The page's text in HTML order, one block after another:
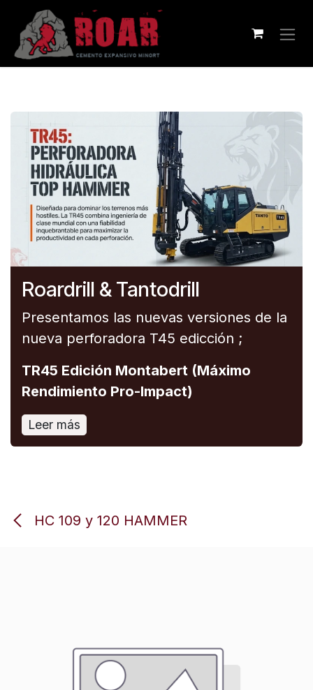
Ir al contenido
Roardrill & Tantodrill
Presentamos las nuevas versiones de la
nueva perforadora T45 edicción ;
TR45 Edición Montabert (Máximo
Rendimiento Pro-Impact)
Leer más
HC 109 y 120 HAMMER